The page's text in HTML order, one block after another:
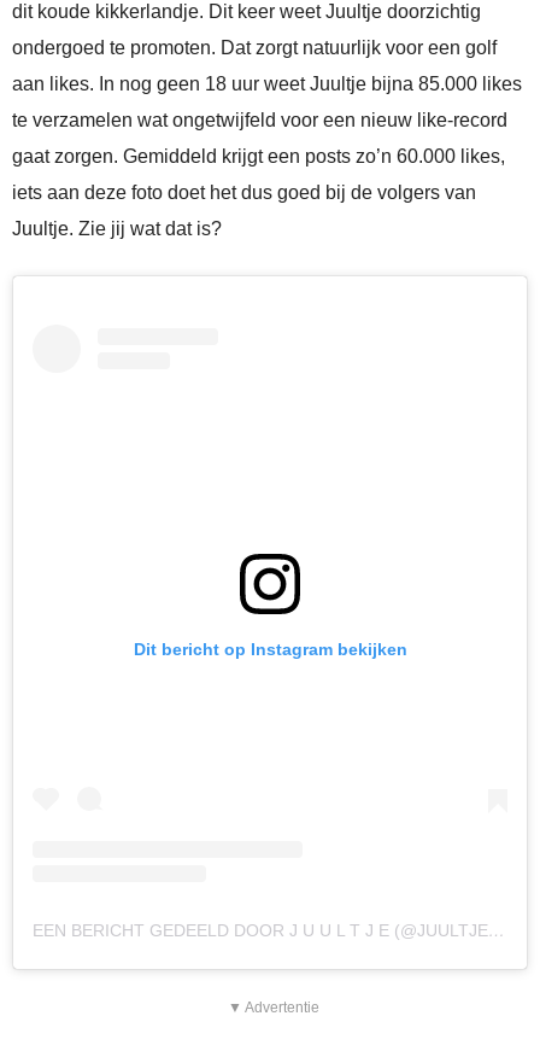
dit koude kikkerlandje. Dit keer weet Juultje doorzichtig
ondergoed te promoten. Dat zorgt natuurlijk voor een golf
aan likes. In nog geen 18 uur weet Juultje bijna 85.000 likes
te verzamelen wat ongetwijfeld voor een nieuw like-record
gaat zorgen. Gemiddeld krijgt een posts zo’n 60.000 likes,
iets aan deze foto doet het dus goed bij de volgers van
Juultje. Zie jij wat dat is?
Dit bericht op Instagram bekijken
EEN BERICHT GEDEELD DOOR J U U L T J E (@JUULTJETIELEMAN)
▼ Advertentie